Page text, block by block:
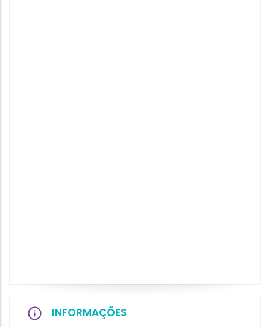
INFORMAÇÕES